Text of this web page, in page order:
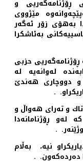
ڕۆژنامه‌گه‌ریی و
مێژووی
به‌هۆی زۆر ئه‌گه‌ر
به‌ئاشكرا
حزبی
له‌وانه‌یه‌ له
و دووچاری هه‌ندێ
.
و ته‌رای هه‌واڵ و
له‌و ڕۆژنامانه‌دا
.
نیه‌، به‌ڵام
ده‌رده‌كه‌ون. .